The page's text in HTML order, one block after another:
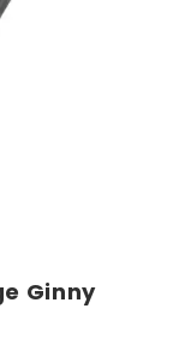
Ginny